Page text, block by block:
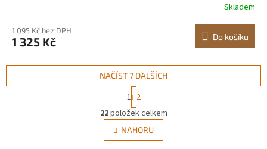
nerezovým PVC povlakem, drátěné pletivo o průměru
Skladem
1 095 Kč bez DPH
1 325 Kč Do košíku
O
v
l
á
NAČÍST 7 DALŠÍCH
t
r
á
n
k
1 2
22položek celkem
NAHORU